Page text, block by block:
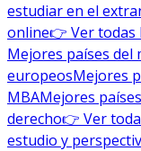
estudiar en el
online👉 Ver todas
Mejores países del
europeosMejores
MBAMejores
derecho👉 Ver
estudio y